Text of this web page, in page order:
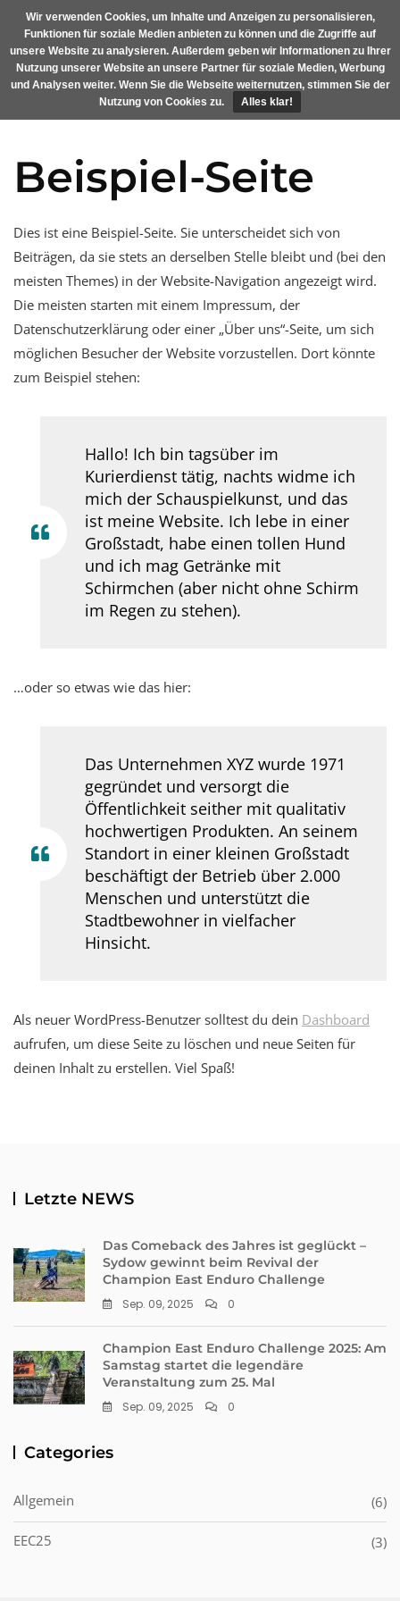
content
MENU
Beispiel-Seite
Dies ist eine Beispiel-Seite. Sie unterscheidet sich von
Beiträgen, da sie stets an derselben Stelle bleibt und (bei den
meisten Themes) in der Website-Navigation angezeigt wird.
Die meisten starten mit einem Impressum, der
Datenschutzerklärung oder einer „Über uns“-Seite, um sich
möglichen Besucher der Website vorzustellen. Dort könnte
zum Beispiel stehen:
Hallo! Ich bin tagsüber im
Kurierdienst tätig, nachts widme ich
mich der Schauspielkunst, und das
ist meine Website. Ich lebe in einer
Großstadt, habe einen tollen Hund
und ich mag Getränke mit
Schirmchen (aber nicht ohne Schirm
im Regen zu stehen).
…oder so etwas wie das hier:
Das Unternehmen XYZ wurde 1971
gegründet und versorgt die
Öffentlichkeit seither mit qualitativ
hochwertigen Produkten. An seinem
Standort in einer kleinen Großstadt
beschäftigt der Betrieb über 2.000
Menschen und unterstützt die
Stadtbewohner in vielfacher
Hinsicht.
Als neuer WordPress-Benutzer solltest du dein Dashboard
aufrufen, um diese Seite zu löschen und neue Seiten für
deinen Inhalt zu erstellen. Viel Spaß!
Letzte NEWS
Das Comeback des Jahres ist geglückt –
Sydow gewinnt beim Revival der
Champion East Enduro Challenge
Sep. 09, 2025 0
Champion East Enduro Challenge 2025: Am
Samstag startet die legendäre
Veranstaltung zum 25. Mal
Sep. 09, 2025 0
Categories
Allgemein (6)
EEC25 (3)
Wir verwenden Cookies, um Inhalte und Anzeigen zu personalisieren,
Funktionen für soziale Medien anbieten zu können und die Zugriffe auf
unsere Website zu analysieren. Außerdem geben wir Informationen zu Ihrer
Nutzung unserer Website an unsere Partner für soziale Medien, Werbung
und Analysen weiter. Wenn Sie die Webseite weiternutzen, stimmen Sie der
Nutzung von Cookies zu.
Alles klar!